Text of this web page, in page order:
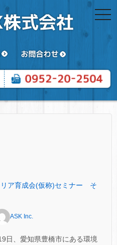
ア育成会(仮称)セミナー そ
ASK Inc.
日、愛知県豊橋市にある環境